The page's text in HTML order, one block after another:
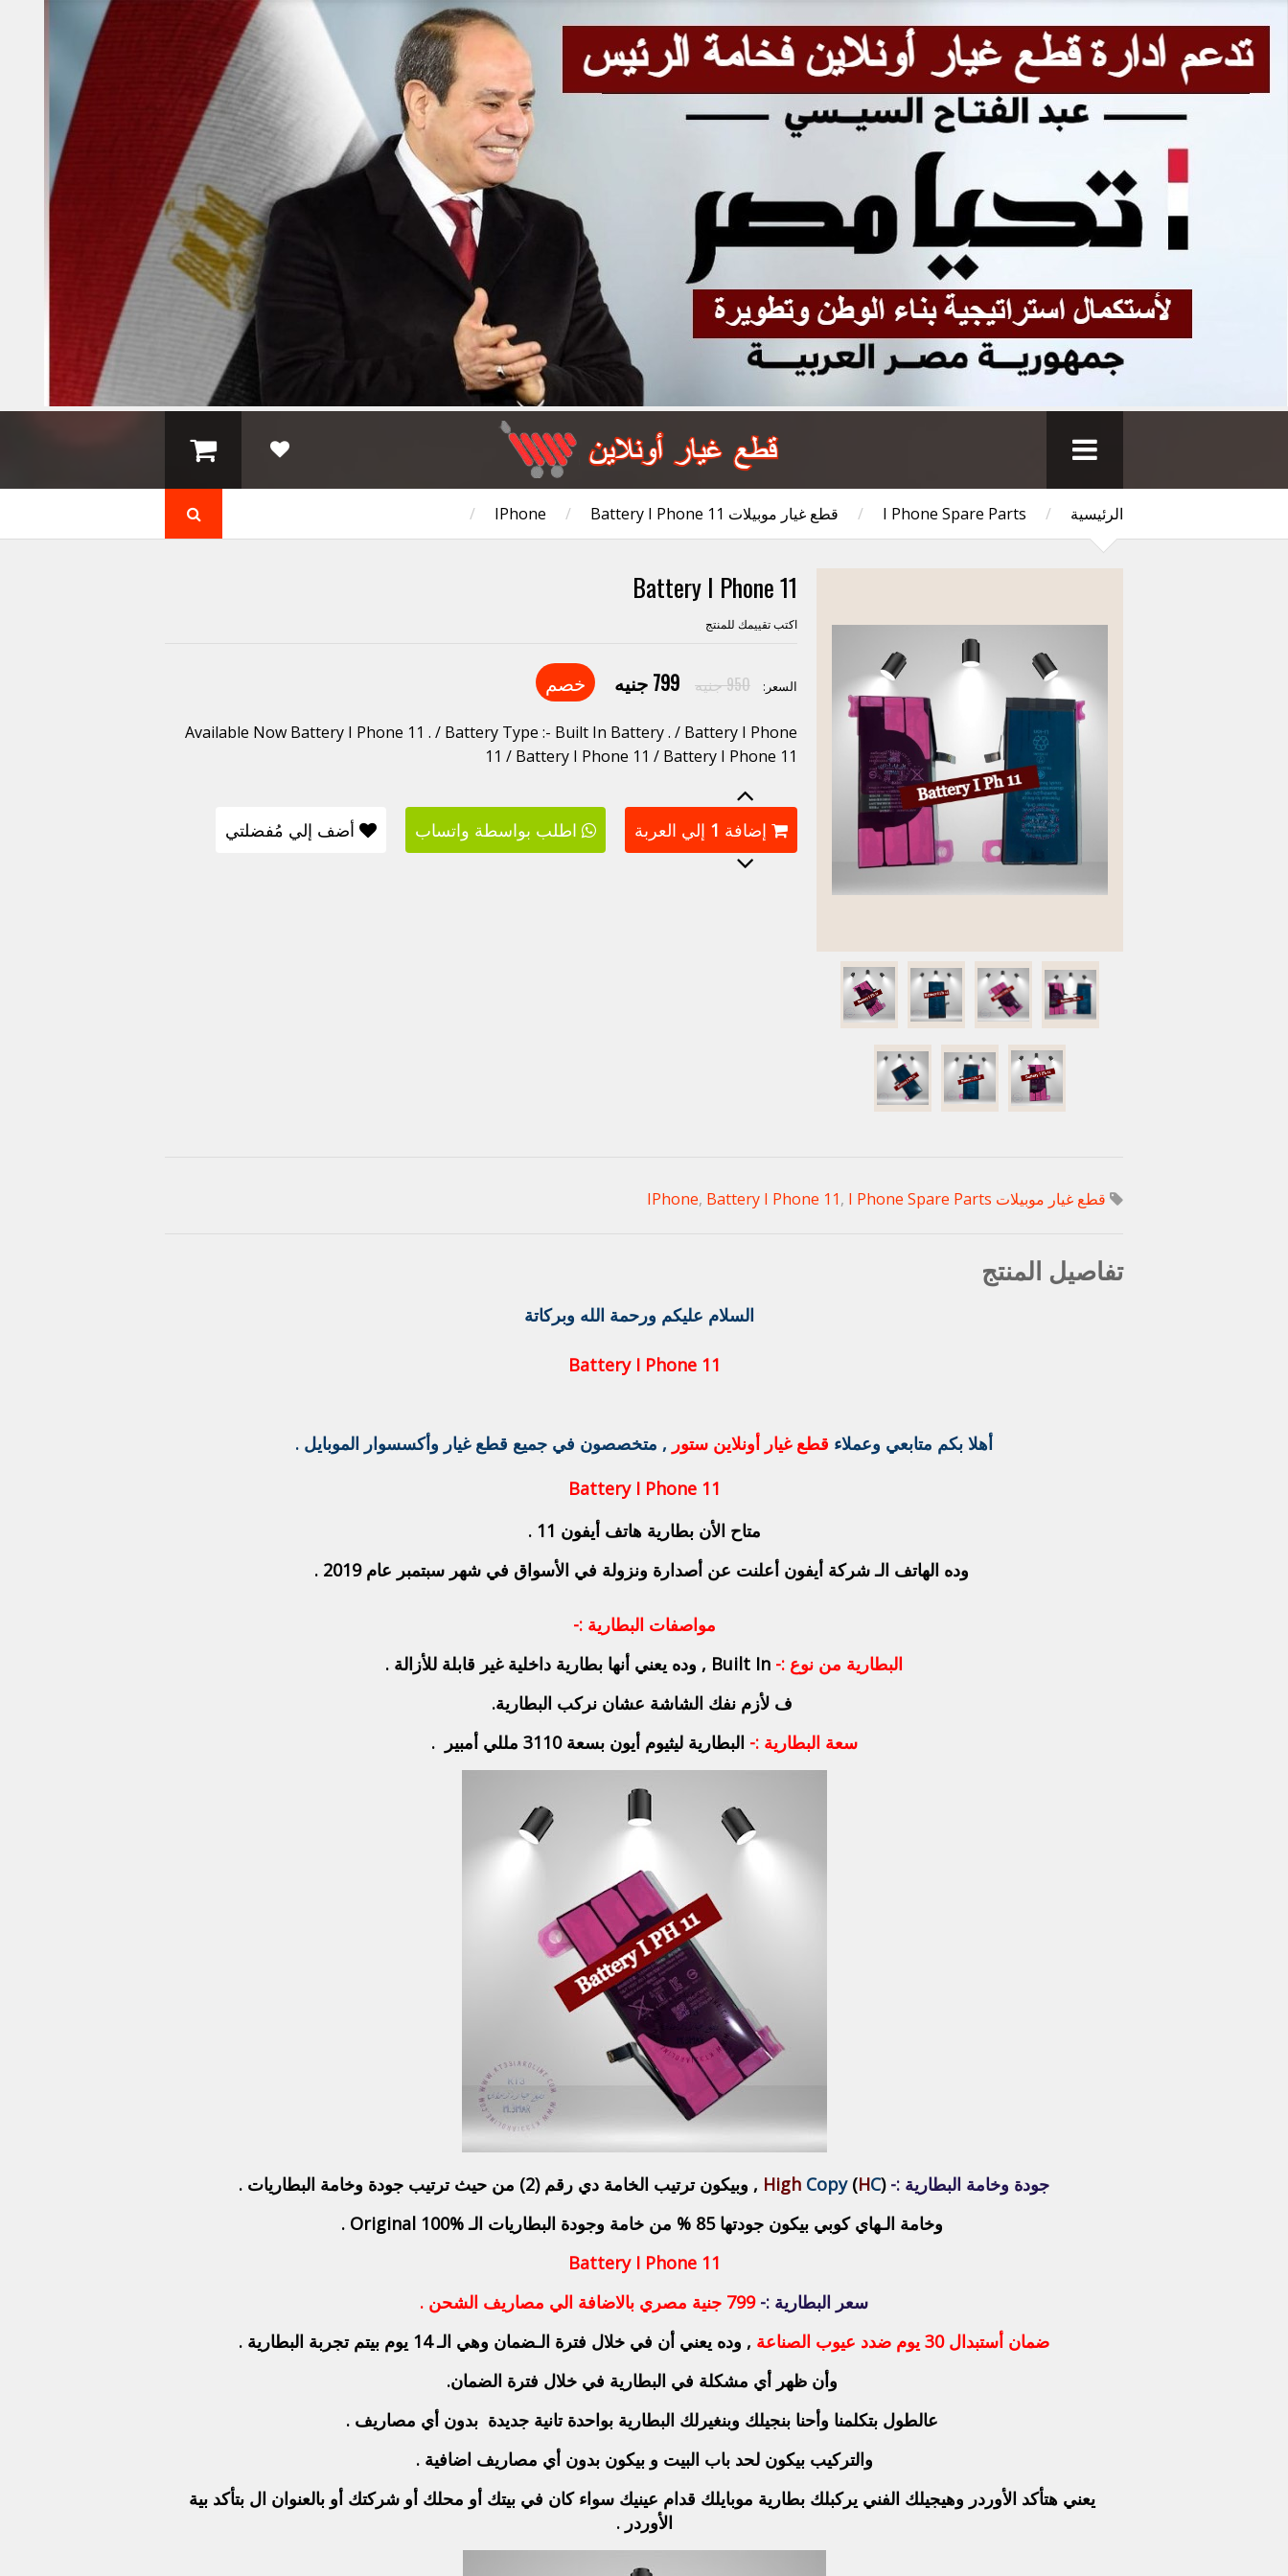
الرئيسية /
I Phone Spare Parts
/ قطع غيار موبيلات IPhone / Battery I Phone 11
/
Battery I Phone 11
اكتب تقييمك للمنتج
السعر: 950 جنيه 799 جنيه خصم
Available Now Battery I Phone 11 . / Battery Type :- Built In Battery . / Battery I Phone
11 / Battery I Phone 11 / Battery I Phone 11
إضافة 1 إلي العربة اطلب بواسطة واتساب أضف إلي مُفضلتي
قطع غيار موبيلات IPhone , Battery I Phone 11, I Phone Spare Parts
تفاصيل المنتج
السلام عليكم ورحمة الله وبركاتة
Battery I Phone 11
أهلا بكم متابعي وعملاء قطع غيار أونلاين ستور , متخصصون في جميع قطع غيار وأكسسوار الموبايل .
Battery I Phone 11
متاح الأن بطارية هاتف أيفون 11 .
وده الهاتف الـ شركة أيفون أعلنت عن أصدارة ونزولة في الأسواق في شهر سبتمبر عام 2019 .
مواصفات البطارية :-
البطارية من نوع :-
ف لأزم نفك الشاشة عشان نركب البطارية.
سعة البطارية :- البطارية ليثيوم أيون بسعة 3110 مللي أمبير .
جودة وخامة البطارية :- (
HC
)
High Copy , وبيكون ترتيب الخامة دي رقم (2) من حيث ترتيب جودة وخامة البطاريات
.
وخامة الـهاي كوبي بيكون جودتها 85 % من خامة وجودة البطاريات الـ Original 100% .
Battery I Phone 11
سعر البطارية :- 799 جنية مصري بالاضافة الي مصاريف الشحن .
ضمان أستبدال 30 يوم ضدد عيوب الصناعة
, وده يعني أن في خلال فترة الـضمان وهي الـ 14 يوم بيتم تجربة البطارية .
وأن ظهر أي مشكلة في البطارية في خلال فترة الضمان.
عالطول بتكلمنا وأحنا بنجيلك وبنغيرلك البطارية بواحدة تانية جديدة بدون أي مصاريف .
والتركيب بيكون لحد باب البيت و بيكون بدون أي مصاريف اضافية .
يعني هتأكد الأوردر وهيجيلك الفني يركبلك بطارية موبايلك قدام عينيك سواء كان في بيتك أو محلك أو شركتك أو بالعنوان ال بتأكد بية
الأوردر .